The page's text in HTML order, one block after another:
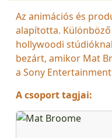
Az animációs és
alapította.
hollywoodi
bezárt, amikor Mat
a Sony
A csoport tagjai: